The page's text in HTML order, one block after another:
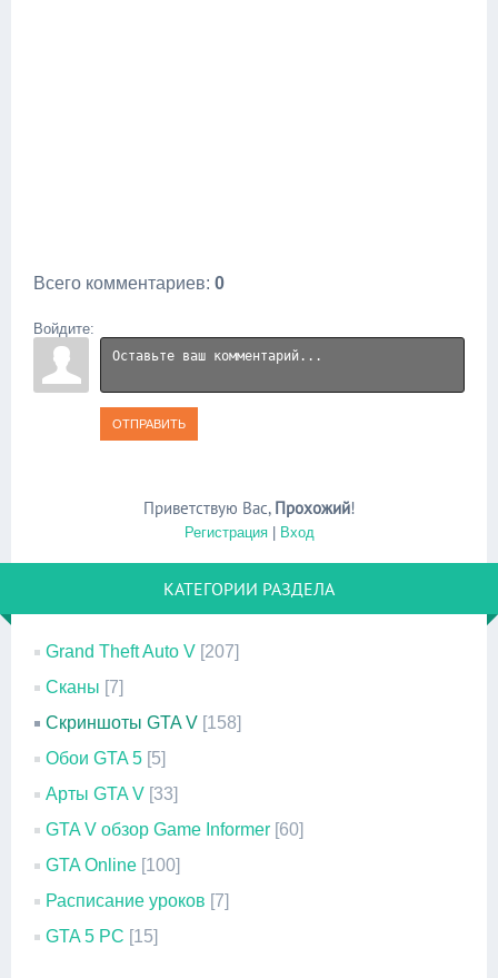
Всего комментариев: 0
Войдите:
ОТПРАВИТЬ
Приветствую Вас, Прохожий!
Регистрация| Вход
КАТЕГОРИИ РАЗДЕЛА
Grand Theft Auto V [207]
Сканы [7]
Скриншоты GTA V [158]
Обои GTA 5 [5]
Арты GTA V [33]
GTA V обзор Game Informer [60]
GTA Online [100]
Расписание уроков [7]
GTA 5 PC [15]